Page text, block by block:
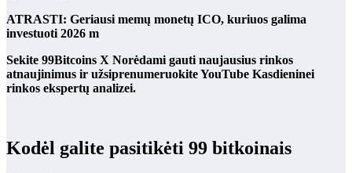
ATRASTI: Geriausi memų monetų ICO, kuriuos galima
investuoti 2026 m
Sekite 99Bitcoins X Norėdami gauti naujausius rinkos
atnaujinimus ir užsiprenumeruokiteYouTube Kasdieninei
rinkos ekspertų analizei.
Kodėl galite pasitikėti 99 bitkoinais